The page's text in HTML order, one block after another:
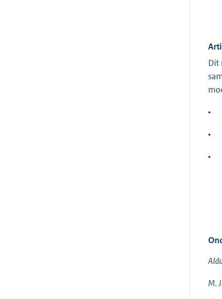
Dit
•
•
•
M.